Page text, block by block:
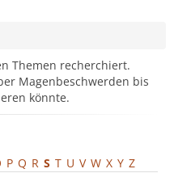
Themen recherchiert.
Magenbeschwerden bis
könnte.
P Q R S T U V W X Y Z